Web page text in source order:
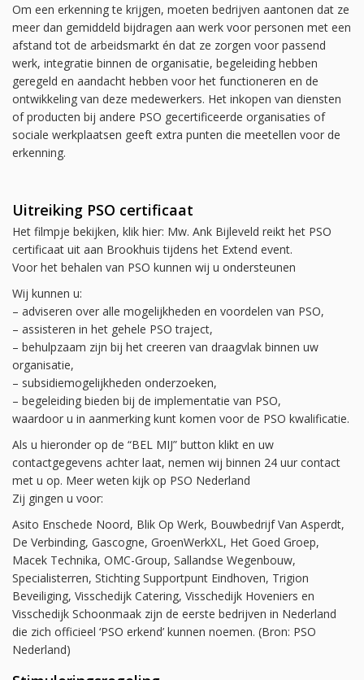
Om een erkenning te krijgen, moeten bedrijven aantonen dat ze
meer dan gemiddeld bijdragen aan werk voor personen met een
afstand tot de arbeidsmarkt én dat ze zorgen voor passend
werk, integratie binnen de organisatie, begeleiding hebben
geregeld en aandacht hebben voor het functioneren en de
ontwikkeling van deze medewerkers. Het inkopen van diensten
of producten bij andere PSO gecertificeerde organisaties of
sociale werkplaatsen geeft extra punten die meetellen voor de
erkenning.
Uitreiking PSO certificaat
Het filmpje bekijken, klik hier: Mw. Ank Bijleveld reikt het PSO
certificaat uit aan Brookhuis tijdens het Extend event.
Voor het behalen van PSO kunnen wij u ondersteunen
Wij kunnen u:
– adviseren over alle mogelijkheden en voordelen van PSO,
– assisteren in het gehele PSO traject,
– behulpzaam zijn bij het creeren van draagvlak binnen uw
organisatie,
– subsidiemogelijkheden onderzoeken,
– begeleiding bieden bij de implementatie van PSO,
waardoor u in aanmerking kunt komen voor de PSO kwalificatie.
Als u hieronder op de “BEL MIJ” button klikt en uw
contactgegevens achter laat, nemen wij binnen 24 uur contact
met u op. Meer weten kijk op PSO Nederland
Zij gingen u voor:
Asito Enschede Noord, Blik Op Werk, Bouwbedrijf Van Asperdt,
De Verbinding, Gascogne, GroenWerkXL, Het Goed Groep,
Macek Technika, OMC-Group, Sallandse Wegenbouw,
Specialisterren, Stichting Supportpunt Eindhoven, Trigion
Beveiliging, Visschedijk Catering, Visschedijk Hoveniers en
Visschedijk Schoonmaak zijn de eerste bedrijven in Nederland
die zich officieel ‘PSO erkend’ kunnen noemen. (Bron: PSO
Nederland)